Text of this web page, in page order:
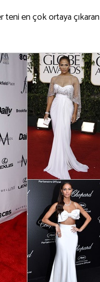
teni en çok ortaya çıkaran